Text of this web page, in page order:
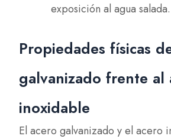
exposición al agua salada.
Propiedades físicas
galvanizado frente al
inoxidable
El acero galvanizado y el acero